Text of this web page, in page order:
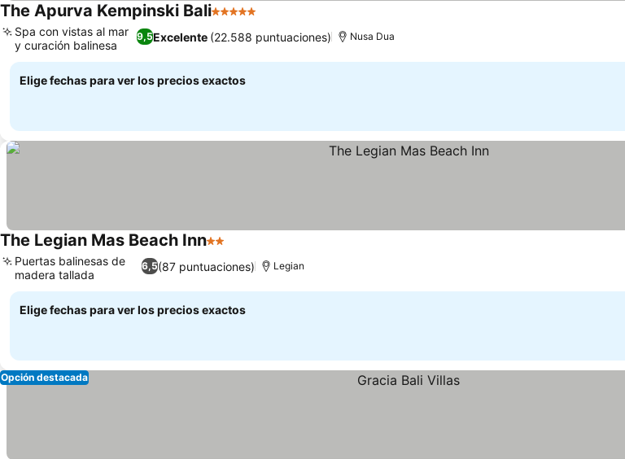
The Apurva Kempinski Bali5 Estrellas
9,5Excelente (22.588 puntuaciones)
Spa con vistas al mar
y curación balinesa
Nusa Dua
Elige fechas para ver los precios exactos
The Legian Mas Beach Inn2 Estrellas
6,5(87 puntuaciones)
Puertas balinesas de
madera tallada
Legian
Elige fechas para ver los precios exactos
Opción destacada